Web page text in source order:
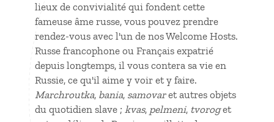
lieux de convivialité qui fondent cette
fameuse âme russe, vous pouvez prendre
rendez-vous avec l'un de nos Welcome Hosts.
Russe francophone ou Français expatrié
depuis longtemps, il vous contera sa vie en
Russie, ce qu'il aime y voir et y faire.
Marchroutka, bania, samovaret autres objets
du quotidien slave ; kvas, pelmeni, tvoroget